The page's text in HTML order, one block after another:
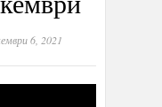
6, 2021